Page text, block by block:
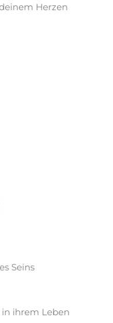
Herzen
Seins
ihrem Leben